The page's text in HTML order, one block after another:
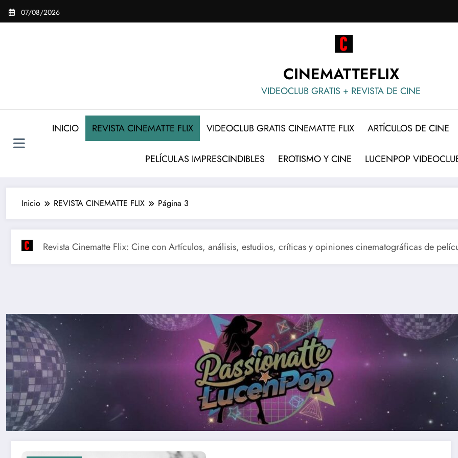
Saltar
07/08/2026
CINEMATTEFLIX
VIDEOCLUB GRATIS + REVISTA DE CINE
INICIO REVISTA CINEMATTE FLIX VIDEOCLUB GRATIS CINEMATTE FLIX ARTÍCULOS DE CINE
PELÍCULAS IMPRESCINDIBLES EROTISMO Y CINE LUCENPOP
Inicio REVISTA CINEMATTE FLIX Página 3
Revista Cinematte Flix: Cine con Artículos, análisis, estudios, críticas y opiniones cinematográficas de